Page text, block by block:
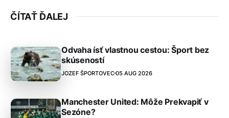
ČÍTAŤ ĎALEJ
Odvaha ísť vlastnou cestou: Šport bez
skúseností
JOZEF ŠPORTOVEC05 AUG 2026
Manchester United: Môže Prekvapiť v
Sezóne?